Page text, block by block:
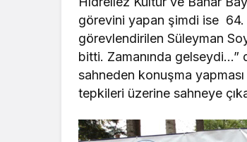
görevini yapan şimdi ise 64.
görevlendirilen Süleyman
bitti. Zamanında
sahneden konuşma
tepkileri üzerine sahneye